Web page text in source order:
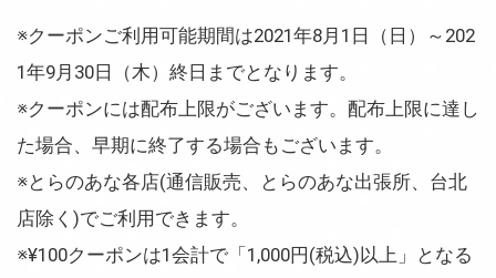
※クーポンご利用可能期間は2021年8月1日（日）～202
1年9月30日（木）終日までとなります。
※クーポンには配布上限がございます。配布上限に達し
た場合、早期に終了する場合もございます。
※とらのあな各店(通信販売、とらのあな出張所、台北
店除く)でご利用できます。
※¥100クーポンは1会計で「1,000円(税込)以上」となる